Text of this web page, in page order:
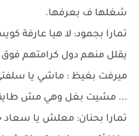
شغلها ف بعرفها.
تمارا بجمود: لا هيا عارفة
يقلل منهم دول كرامتهم فوق
ميرفت بغيظ : ماشي يا
... مشيت بغل وهي مش
تمارا بحنان: معلش يا سعاد